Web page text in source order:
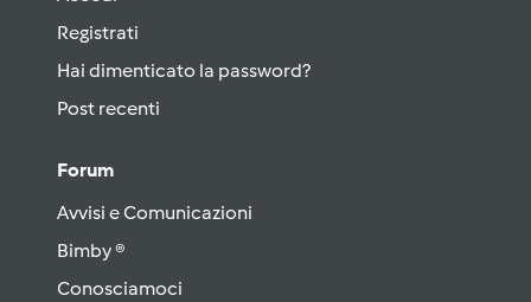
Registrati
Hai dimenticato la password?
Post recenti
Forum
Avvisi e Comunicazioni
Bimby ®
Conosciamoci